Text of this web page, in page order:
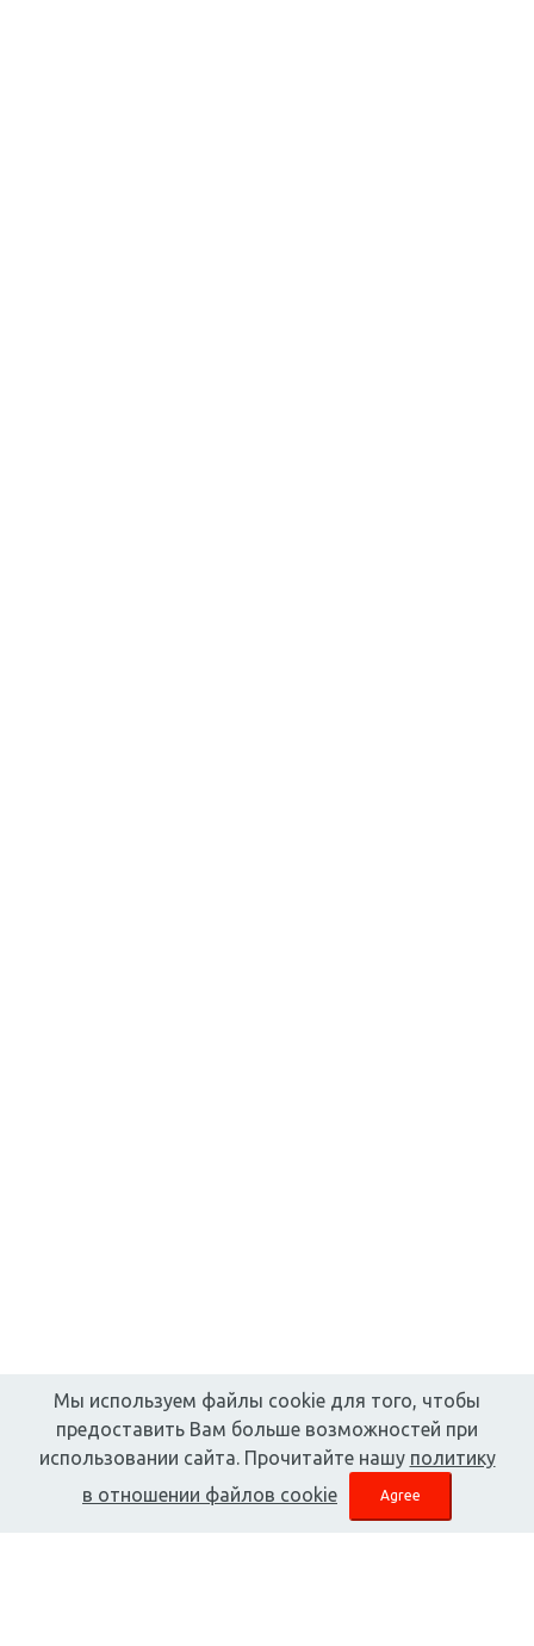
Мы используем файлы cookie для того, чтобы
предоставить Вам больше возможностей при
использовании сайта. Прочитайте нашу политику
в отношении файлов cookie